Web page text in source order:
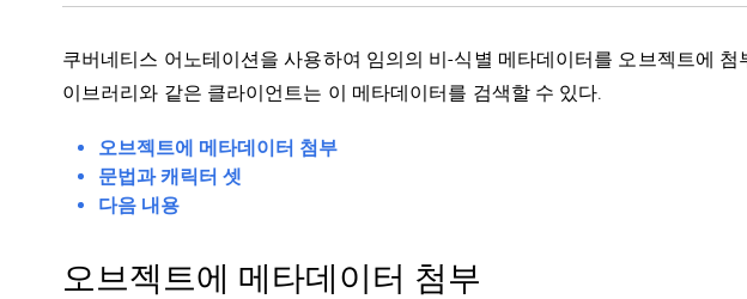
있으십니까?
Twitter GitHub Slack SlackStack
쿠버네티스 어노테이션을 사용하여 임의의 비-식별 메타데이터를 오브젝트에 첨
이브러리와 같은 클라이언트는 이 메타데이터를 검색할 수 있다.
오브젝트에 메타데이터 첨부
문법과 캐릭터 셋
다음 내용
오브젝트에 메타데이터 첨부